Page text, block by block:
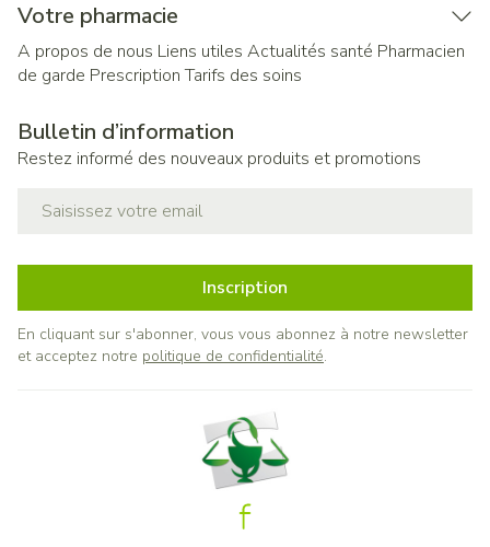
Votre pharmacie
A propos de nous Liens utiles Actualités santé Pharmacien
de garde Prescription Tarifs des soins
Bulletin d’information
Restez informé des nouveaux produits et promotions
Inscription
En cliquant sur s'abonner, vous vous abonnez à notre newsletter
et acceptez notre politique de confidentialité.